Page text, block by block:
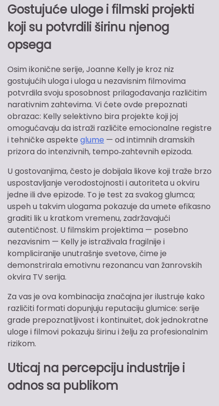
Gostujuće uloge i filmski projekti
koji su potvrdili širinu njenog
opsega
Osim ikonične serije, Joanne Kelly je kroz niz
gostujućih uloga i uloga u nezavisnim filmovima
potvrdila svoju sposobnost prilagođavanja različitim
narativnim zahtevima. Vi ćete ovde prepoznati
obrazac: Kelly selektivno bira projekte koji joj
omogućavaju da istraži različite emocionalne registre
i tehničke aspekte glume — od intimnih dramskih
prizora do intenzivnih, tempo‑zahtevnih epizoda.
U gostovanjima, često je dobijala likove koji traže brzo
uspostavljanje verodostojnosti i autoriteta u okviru
jedne ili dve epizode. To je test za svakog glumca;
uspeh u takvim ulogama pokazuje da umete efikasno
graditi lik u kratkom vremenu, zadržavajući
autentičnost. U filmskim projektima — posebno
nezavisnim — Kelly je istraživala fragilnije i
kompliciranije unutrašnje svetove, čime je
demonstrirala emotivnu rezonancu van žanrovskih
okvira TV serija.
Za vas je ova kombinacija značajna jer ilustruje kako
različiti formati dopunjuju reputaciju glumice: serije
grade prepoznatljivost i kontinuitet, dok jednokratne
uloge i filmovi pokazuju širinu i želju za profesionalnim
rizikom.
Uticaj na percepciju industrije i
odnos sa publikom